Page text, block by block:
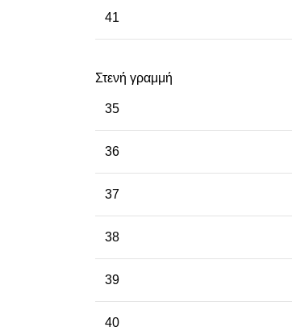
41
Στενή γραμμή
35
36
37
38
39
40